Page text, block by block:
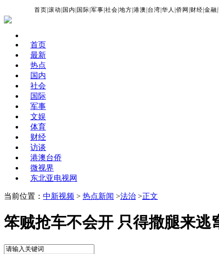
首页 |滚动 国内 国际 |军事 |社会 |地方 |港澳 台湾 |华人 |侨网 财经 |金融 |
首页
最新
热点
国内
社会
国际
军事
文娱
体育
财经
访谈
港澳台侨
微视界
东北亚电视网
当前位置： 中新视频 > 热点新闻 >法治 >正文
笨贼抢车不会开 只得撒腿来逃